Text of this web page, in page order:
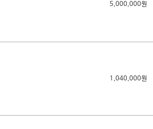
5,000,000원
1,040,000원